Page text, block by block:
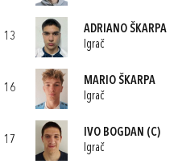
13
ADRIANO ŠKARPA
Igrač
16
MARIO ŠKARPA
Igrač
17
IVO BOGDAN (C)
Igrač